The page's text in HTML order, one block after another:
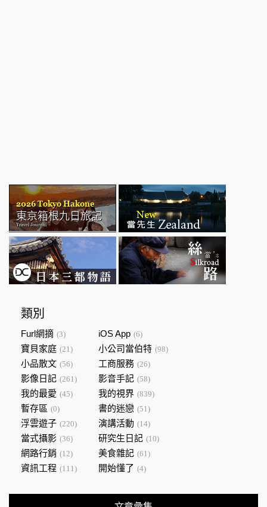
類別
Furl網摘 (3) iOS App (6)
寶貝家庭 (21) 小公司當伯特 (98)
小品散文 (56) 工商服務 (26)
影像日記 (261) 影音手記 (58)
我的最愛 (45) 我的視界 (839)
暫存區 (0) 書的迷戀 (51)
浮雲遊子 (220) 演講活動 (14)
當式攝影 (36) 研究生日記 (10)
網路行銷 (12) 美食雜記 (61)
資訊工程 (111) 開始懂了 (4)